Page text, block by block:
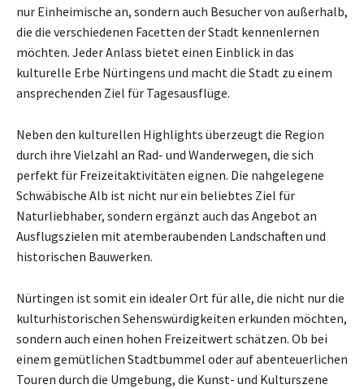
nur Einheimische an, sondern auch Besucher von außerhalb,
die die verschiedenen Facetten der Stadt kennenlernen
möchten. Jeder Anlass bietet einen Einblick in das
kulturelle Erbe Nürtingens und macht die Stadt zu einem
ansprechenden Ziel für Tagesausflüge.
Neben den kulturellen Highlights überzeugt die Region
durch ihre Vielzahl an Rad- und Wanderwegen, die sich
perfekt für Freizeitaktivitäten eignen. Die nahgelegene
Schwäbische Alb ist nicht nur ein beliebtes Ziel für
Naturliebhaber, sondern ergänzt auch das Angebot an
Ausflugszielen mit atemberaubenden Landschaften und
historischen Bauwerken.
Nürtingen ist somit ein idealer Ort für alle, die nicht nur die
kulturhistorischen Sehenswürdigkeiten erkunden möchten,
sondern auch einen hohen Freizeitwert schätzen. Ob bei
einem gemütlichen Stadtbummel oder auf abenteuerlichen
Touren durch die Umgebung, die Kunst- und Kulturszene